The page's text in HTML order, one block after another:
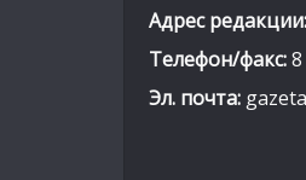
Адрес редакции:
Телефон/факс:
Эл. почта: